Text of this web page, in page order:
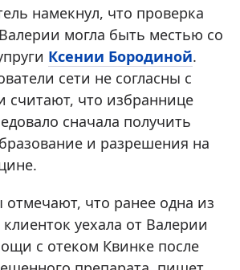
намекнул, что проверка
могла быть местью со
Ксении Бородиной.
сети не согласны с
считают, что избраннице
сначала получить
и разрешения на
что ранее одна из
уехала от Валерии
с отеком Квинке после